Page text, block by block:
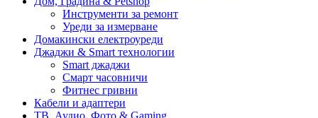
Инструменти за ремонт
Уреди за измерване
Домакински електроуреди
Джаджи & Smart технологии
Smart джаджи
Смарт часовничи
Фитнес гривни
Кабели и адаптери